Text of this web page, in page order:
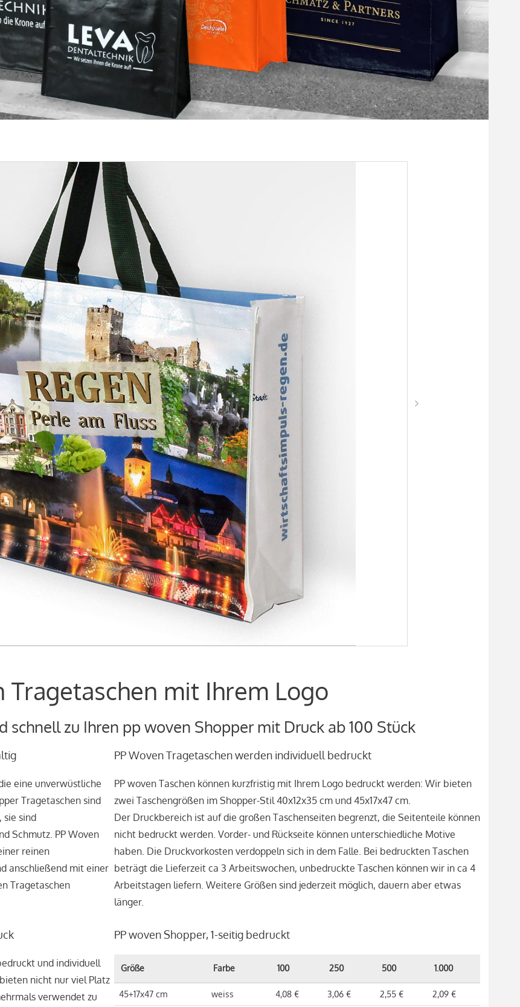
Tragetaschen mit Ihrem Logo
schnell zu Ihren pp woven Shopper mit Druck ab 100 Stück
eine unverwüstliche
Tragetaschen sind
sie sind
Schmutz. PP Woven
reinen
anschließend mit einer
Tragetaschen
und individuell
nicht nur viel Platz
verwendet zu
PP Woven Tragetaschen werden individuell bedruckt
PP woven Taschen können kurzfristig mit Ihrem Logo bedruckt werden: Wir bieten
zwei Taschengrößen im Shopper-Stil 40x12x35 cm und 45x17x47 cm.
Der Druckbereich ist auf die großen Taschenseiten begrenzt, die Seitenteile können
nicht bedruckt werden. Vorder- und Rückseite können unterschiedliche Motive
haben. Die Druckvorkosten verdoppeln sich in dem Falle. Bei bedruckten Taschen
beträgt die Lieferzeit ca 3 Arbeitswochen, unbedruckte Taschen können wir in ca 4
Arbeitstagen liefern. Weitere Größen sind jederzeit möglich, dauern aber etwas
länger.
PP woven Shopper, 1-seitig bedruckt
Größe Farbe 100 250 500 1.000
45+17x47 cm weiss 4,08 € 3,06 € 2,55 € 2,09 €